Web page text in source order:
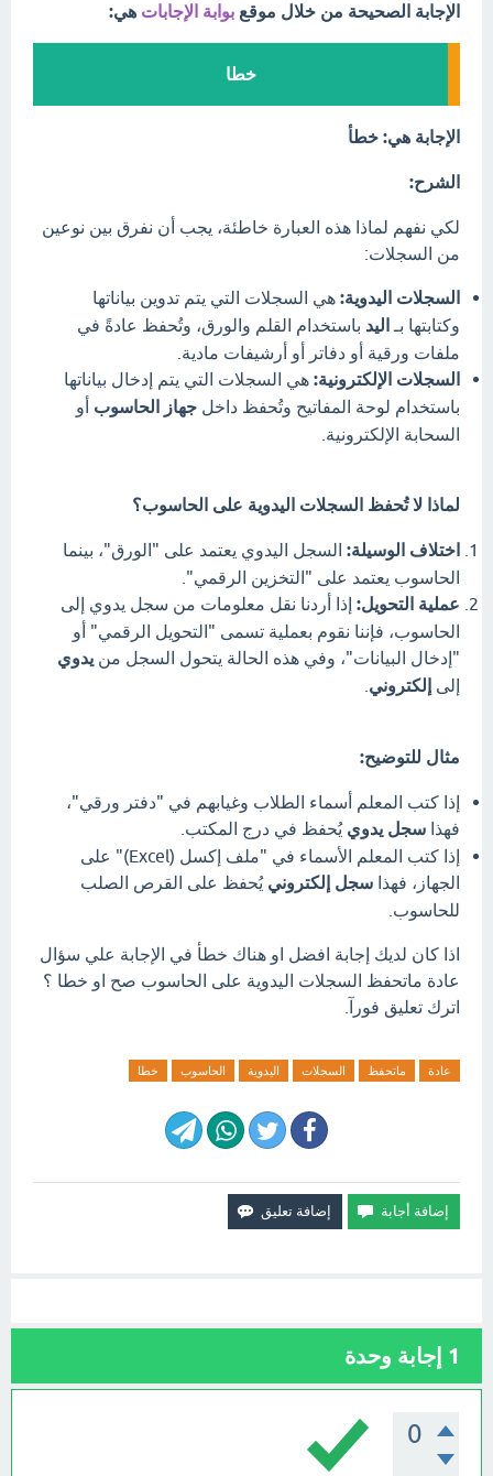
الإجابة الصحيحة من خلال موقع بوابة الإجابات هي:
خطا
الإجابة هي: خطأ
الشرح:
لكي نفهم لماذا هذه العبارة خاطئة، يجب أن نفرق بين نوعين
من السجلات:
السجلات اليدوية: هي السجلات التي يتم تدوين بياناتها
وكتابتها بـ اليد باستخدام القلم والورق، وتُحفظ عادةً في
ملفات ورقية أو دفاتر أو أرشيفات مادية.
السجلات الإلكترونية: هي السجلات التي يتم إدخال بياناتها
باستخدام لوحة المفاتيح وتُحفظ داخل جهاز الحاسوب أو
السحابة الإلكترونية.
لماذا لا تُحفظ السجلات اليدوية على الحاسوب؟
اختلاف الوسيلة: السجل اليدوي يعتمد على "الورق"، بينما
الحاسوب يعتمد على "التخزين الرقمي".
عملية التحويل: إذا أردنا نقل معلومات من سجل يدوي إلى
الحاسوب، فإننا نقوم بعملية تسمى "التحويل الرقمي" أو
"إدخال البيانات"، وفي هذه الحالة يتحول السجل من يدوي
إلى إلكتروني
مثال للتوضيح:
إذا كتب المعلم أسماء الطلاب وغيابهم في "دفتر ورقي"،
فهذا سجل يدوي يُحفظ في درج المكتب.
إذا كتب المعلم الأسماء في "ملف إكسل (Excel)" على
الجهاز، فهذا سجل إلكتروني يُحفظ على القرص الصلب
للحاسوب.
اذا كان لديك إجابة افضل او هناك خطأ في الإجابة علي سؤال
عادة ماتحفظ السجلات اليدوية على الحاسوب صح او خطا ؟
اترك تعليق فورآ.
عادة ماتحفظ السجلات اليدوية الحاسوب خطا
1 إجابة وحدة
0